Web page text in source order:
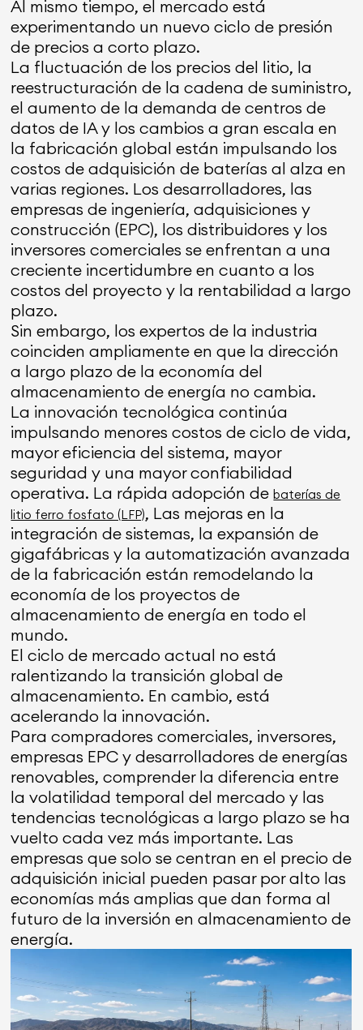
Al mismo tiempo, el mercado está
experimentando un nuevo ciclo de presión
de precios a corto plazo.
La fluctuación de los precios del litio, la
reestructuración de la cadena de suministro,
el aumento de la demanda de centros de
datos de IA y los cambios a gran escala en
la fabricación global están impulsando los
costos de adquisición de baterías al alza en
varias regiones. Los desarrolladores, las
empresas de ingeniería, adquisiciones y
construcción (EPC), los distribuidores y los
inversores comerciales se enfrentan a una
creciente incertidumbre en cuanto a los
costos del proyecto y la rentabilidad a largo
plazo.
Sin embargo, los expertos de la industria
coinciden ampliamente en que la dirección
a largo plazo de la economía del
almacenamiento de energía no cambia.
La innovación tecnológica continúa
impulsando menores costos de ciclo de vida,
mayor eficiencia del sistema, mayor
seguridad y una mayor confiabilidad
operativa. La rápida adopción debaterías de
litio ferro fosfato (LFP), Las mejoras en la
integración de sistemas, la expansión de
gigafábricas y la automatización avanzada
de la fabricación están remodelando la
economía de los proyectos de
almacenamiento de energía en todo el
mundo.
El ciclo de mercado actual no está
ralentizando la transición global de
almacenamiento. En cambio, está
acelerando la innovación.
Para compradores comerciales, inversores,
empresas EPC y desarrolladores de energías
renovables, comprender la diferencia entre
la volatilidad temporal del mercado y las
tendencias tecnológicas a largo plazo se ha
vuelto cada vez más importante. Las
empresas que solo se centran en el precio de
adquisición inicial pueden pasar por alto las
economías más amplias que dan forma al
futuro de la inversión en almacenamiento de
energía.